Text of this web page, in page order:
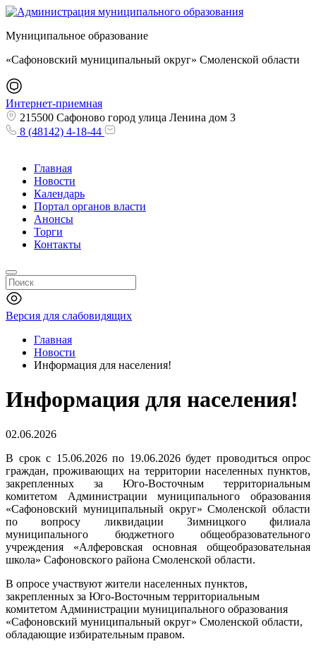
Муниципальное образование
«Сафоновский муниципальный округ» Смоленской области
Интернет-приемная
215500 Сафоново город улица Ленина дом 3
8 (48142) 4-18-44
Главная
Новости
Календарь
Портал органов власти
Анонсы
Торги
Контакты
Версия для слабовидящих
Главная
Новости
Информация для населения!
Информация для населения!
02.06.2026
В срок с 15.06.2026 по 19.06.2026 будет проводиться опрос
граждан, проживающих на территории населенных пунктов,
закрепленных за Юго-Восточным территориальным
комитетом Администрации муниципального образования
«Сафоновский муниципальный округ» Смоленской области
по вопросу ликвидации Зимницкого филиала
муниципального бюджетного общеобразовательного
учреждения «Алферовская основная общеобразовательная
школа» Сафоновского района Смоленской области.
В опросе участвуют жители населенных пунктов,
закрепленных за Юго-Восточным территориальным
комитетом Администрации муниципального образования
«Сафоновский муниципальный округ» Смоленской области,
обладающие избирательным правом.